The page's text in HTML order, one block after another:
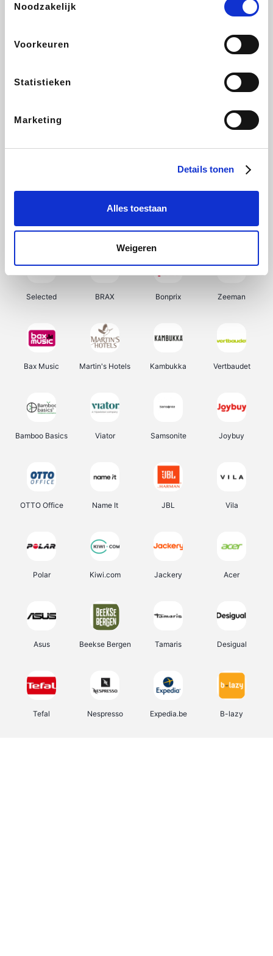
Noodzakelijk
Voorkeuren
Statistieken
Marketing
Details tonen
Alles toestaan
Weigeren
Lufthansa
CheapTickets.be DeubaXXL
Samsung My Jewellery Delonghi Tennis Point
Selected BRAX Bonprix Zeeman
Bax Music Martin's Hotels Kambukka Vertbaudet
Bamboo Basics Viator Samsonite Joybuy
OTTO Office Name It JBL Vila
Polar Kiwi.com Jackery Acer
Asus Beekse Bergen Tamaris Desigual
Tefal Nespresso Expedia.be B-lazy